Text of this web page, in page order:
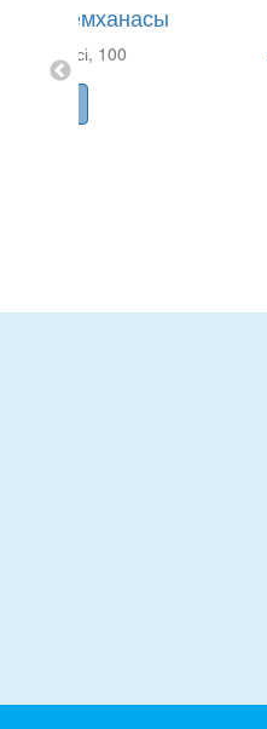
емханасы
к-сі, 100